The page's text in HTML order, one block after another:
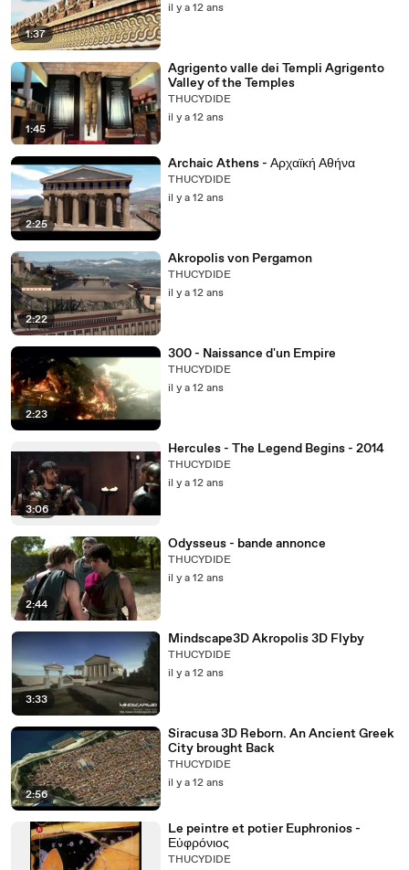
1:37
il y a 12 ans
1:45
Agrigento valle dei Templi Agrigento
Valley of the Temples
THUCYDIDE
il y a 12 ans
2:25
Archaic Athens - Αρχαϊκή Αθήνα
THUCYDIDE
il y a 12 ans
2:22
Akropolis von Pergamon
THUCYDIDE
il y a 12 ans
2:23
300 - Naissance d'un Empire
THUCYDIDE
il y a 12 ans
3:06
Hercules - The Legend Begins - 2014
THUCYDIDE
il y a 12 ans
2:44
Odysseus - bande annonce
THUCYDIDE
il y a 12 ans
3:33
Mindscape3D Akropolis 3D Flyby
THUCYDIDE
il y a 12 ans
2:56
Siracusa 3D Reborn. An Ancient Greek
City brought Back
THUCYDIDE
il y a 12 ans
Le peintre et potier Euphronios -
Εὐφρόνιος
THUCYDIDE